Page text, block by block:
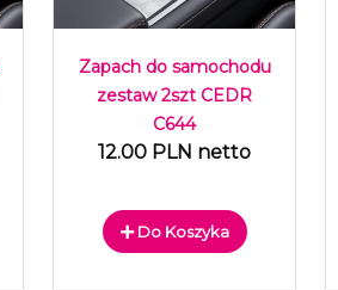
Zapach do samochodu
zestaw 2szt CEDR
C644
12.00 PLN netto
Do Koszyka